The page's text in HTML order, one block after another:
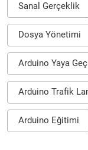
Sanal Gerçeklik
Dosya Yönetimi
Arduino Yaya
Arduino Trafik
Arduino Eğitimi